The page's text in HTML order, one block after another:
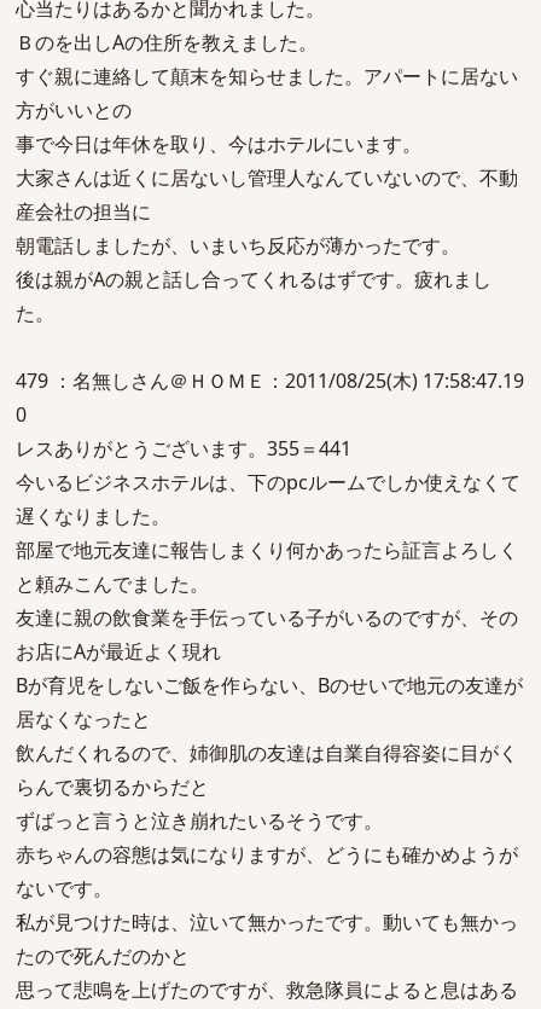
心当たりはあるかと聞かれました。
Ｂのを出しAの住所を教えました。
すぐ親に連絡して顛末を知らせました。アパートに居ない
方がいいとの
事で今日は年休を取り、今はホテルにいます。
大家さんは近くに居ないし管理人なんていないので、不動
産会社の担当に
朝電話しましたが、いまいち反応が薄かったです。
後は親がAの親と話し合ってくれるはずです。疲れまし
た。
479 ：名無しさん＠ＨＯＭＥ：2011/08/25(木) 17:58:47.19
0
レスありがとうございます。355＝441
今いるビジネスホテルは、下のpcルームでしか使えなくて
遅くなりました。
部屋で地元友達に報告しまくり何かあったら証言よろしく
と頼みこんでました。
友達に親の飲食業を手伝っている子がいるのですが、その
お店にAが最近よく現れ
Bが育児をしないご飯を作らない、Bのせいで地元の友達が
居なくなったと
飲んだくれるので、姉御肌の友達は自業自得容姿に目がく
らんで裏切るからだと
ずばっと言うと泣き崩れたいるそうです。
赤ちゃんの容態は気になりますが、どうにも確かめようが
ないです。
私が見つけた時は、泣いて無かったです。動いても無かっ
たので死んだのかと
思って悲鳴を上げたのですが、救急隊員によると息はある